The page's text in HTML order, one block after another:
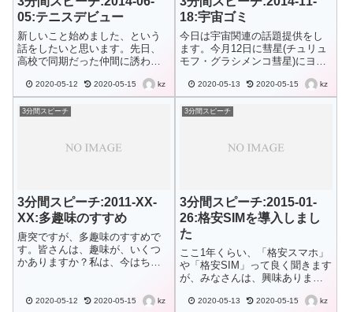
05:テニスデビュー
新しいこと始めました、という
話をしたいと思います。先日、
高校で同期だった仲間に誘われ
本当は、半年前にデビューすべ
く、ラケットやシューズ、それ
から、ルールブックやDVD付き
2020-05-12 2020-05-15 kz
18:宇宙ゴミ
今日は宇宙関連の話題提供をし
ます。今月12日に彗星(チュリュ
モフ・グラシメンコ彗星)にヨー
エ」が着陸しました。残念なが
ら、着陸予定場所に降りようと
したが、2度バウンドして太陽光
2020-05-13 2020-05-15 kz
3分間スピーチ
3分間スピーチ:2011-XX-
XX:多趣味のすすめ
唐突ですが、多趣味のすすめで
す。皆さんは、趣味が、いくつ
かありますか？私は、今はちょ
(ジェットスキー)、アマチュア無
2020-05-12 2020-05-15 kz
3分間スピーチ
3分間スピーチ:2015-01-
26:格安SIMを導入しまし
た
ここ1年くらい、「格安スマホ」
や「格安SIM」って良く聞きます
が、みなさんは、興味あります
かも知れませんが、全然仕組み
2020-05-13 2020-05-15 kz